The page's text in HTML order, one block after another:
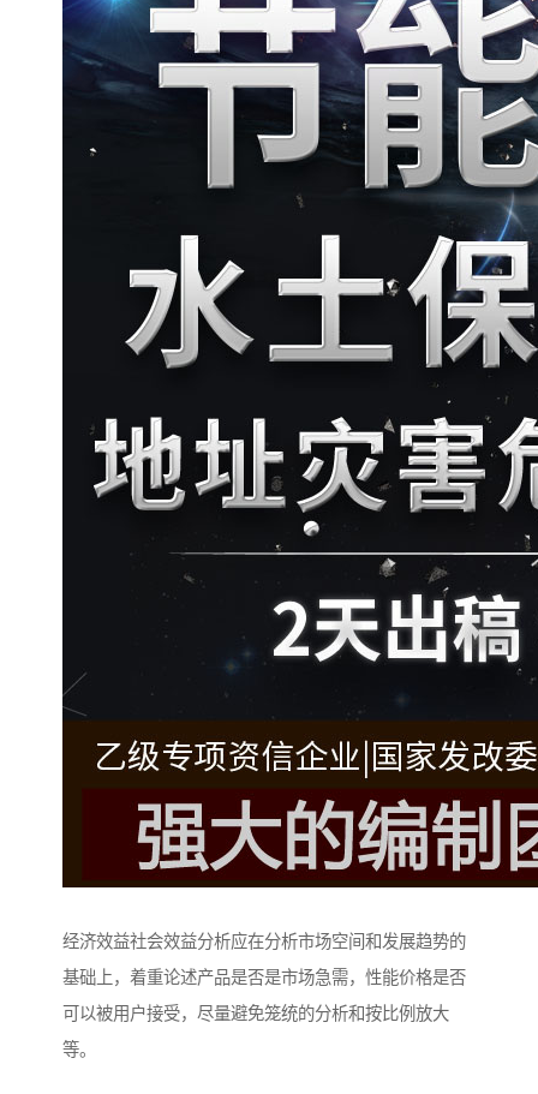
经济效益社会效益分析应在分析市场空间和发展趋势的
基础上，着重论述产品是否是市场急需，性能价格是否
可以被用户接受，尽量避免笼统的分析和按比例放大
等。